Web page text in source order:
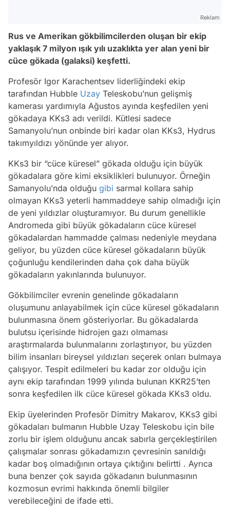
Reklam
Rus ve Amerikan gökbilimcilerden oluşan bir ekip
yaklaşık 7 milyon ışık yılı uzaklıkta yer alan yeni bir
cüce gökada (galaksi) keşfetti.
Profesör Igor Karachentsev liderliğindeki ekip
tarafından Hubble Uzay Teleskobu’nun gelişmiş
kamerası yardımıyla Ağustos ayında keşfedilen yeni
gökadaya KKs3 adı verildi. Kütlesi sadece
Samanyolu’nun onbinde biri kadar olan KKs3, Hydrus
takımyıldızı yönünde yer alıyor.
KKs3 bir “cüce küresel” gökada olduğu için büyük
gökadalara göre kimi eksiklikleri bulunuyor. Örneğin
Samanyolu’nda olduğu gibi sarmal kollara sahip
olmayan KKs3 yeterli hammaddeye sahip olmadığı için
de yeni yıldızlar oluşturamıyor. Bu durum genellikle
Andromeda gibi büyük gökadaların cüce küresel
gökadalardan hammadde çalması nedeniyle meydana
geliyor, bu yüzden cüce küresel gökadaların büyük
çoğunluğu kendilerinden daha çok daha büyük
gökadaların yakınlarında bulunuyor.
Gökbilimciler evrenin genelinde gökadaların
oluşumunu anlayabilmek için cüce küresel gökadaların
bulunmasına önem gösteriyorlar. Bu gökadalarda
bulutsu içerisinde hidrojen gazı olmaması
araştırmalarda bulunmalarını zorlaştırıyor, bu yüzden
bilim insanları bireysel yıldızları seçerek onları bulmaya
çalışıyor. Tespit edilmeleri bu kadar zor olduğu için
aynı ekip tarafından 1999 yılında bulunan KKR25’ten
sonra keşfedilen ilk cüce küresel gökada KKs3 oldu.
Ekip üyelerinden Profesör Dimitry Makarov, KKs3 gibi
gökadaları bulmanın Hubble Uzay Teleskobu için bile
zorlu bir işlem olduğunu ancak sabırla gerçekleştirilen
çalışmalar sonrası gökadamızın çevresinin sanıldığı
kadar boş olmadığının ortaya çıktığını belirtti . Ayrıca
buna benzer çok sayıda gökadanın bulunmasının
kozmosun evrimi hakkında önemli bilgiler
verebileceğini de ifade etti.